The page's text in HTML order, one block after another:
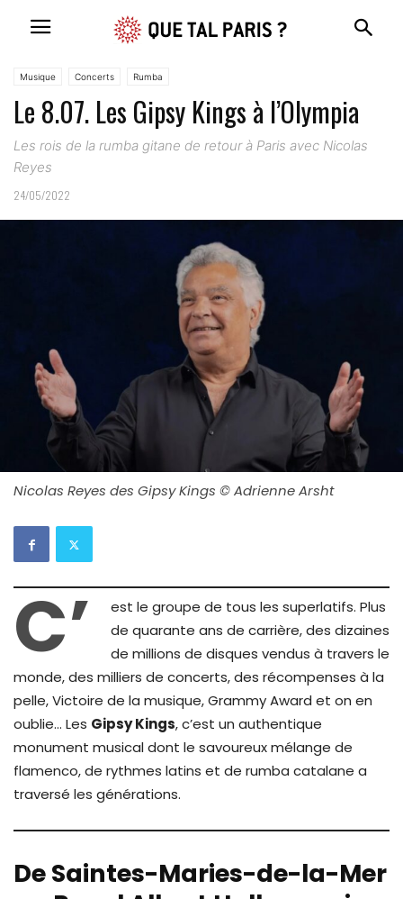
Musique Concerts Rumba
Le 8.07. Les Gipsy Kings à l’Olympia
Les rois de la rumba gitane de retour à Paris avec Nicolas
Reyes
24/05/2022
Nicolas Reyes des Gipsy Kings © Adrienne Arsht
C’
est le groupe de tous les superlatifs. Plus
de quarante ans de carrière, des dizaines
de millions de disques vendus à travers le
monde, des milliers de concerts, des récompenses à la
pelle, Victoire de la musique, Grammy Award et on en
oublie… Les Gipsy Kings, c’est un authentique
monument musical dont le savoureux mélange de
flamenco, de rythmes latins et de rumba catalane a
traversé les générations.
De Saintes-Maries-de-la-Mer